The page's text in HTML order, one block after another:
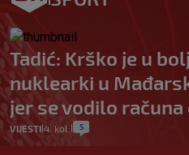
Tadić: Krško je u
nuklearki u
jer se vodilo
VIJESTI 4. kol. 5